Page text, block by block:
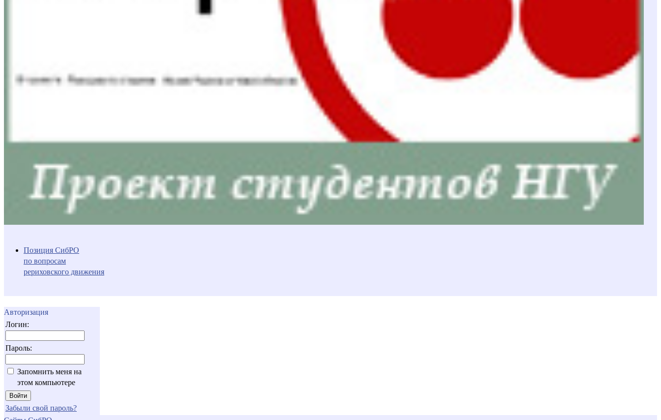
Позиция СибРО
по вопросам
рериховского движения
Авторизация
Логин:
Пароль:
Запомнить меня на
этом компьютере
Забыли свой пароль?